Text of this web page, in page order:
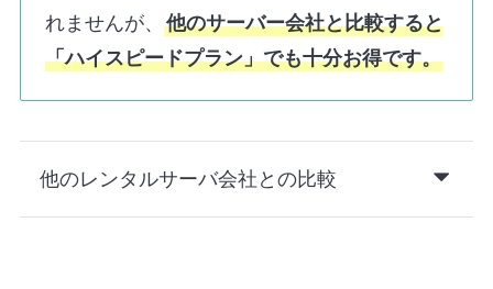
れませんが、他のサーバー会社と比較すると
「ハイスピードプラン」でも十分お得です。
他のレンタルサーバ会社との比較